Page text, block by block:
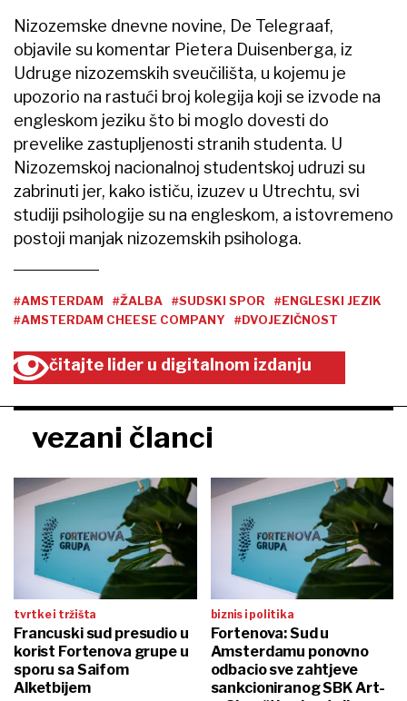
Nizozemske dnevne novine, De Telegraaf,
objavile su komentar Pietera Duisenberga, iz
Udruge nizozemskih sveučilišta, u kojemu je
upozorio na rastući broj kolegija koji se izvode na
engleskom jeziku što bi moglo dovesti do
prevelike zastupljenosti stranih studenta. U
Nizozemskoj nacionalnoj studentskoj udruzi su
zabrinuti jer, kako ističu, izuzev u Utrechtu, svi
studiji psihologije su na engleskom, a istovremeno
postoji manjak nizozemskih psihologa.
#AMSTERDAM #ŽALBA #SUDSKI SPOR
#ENGLESKI JEZIK
#AMSTERDAM CHEESE COMPANY
#DVOJEZIČNOST
čitajte lider u digitalnom izdanju
vezani članci
tvrtke i tržišta
Francuski sud presudio u
korist Fortenova grupe u
sporu sa Saifom
Alketbijem
biznis i politika
Fortenova: Sud u
Amsterdamu ponovno
odbacio sve zahtjeve
sankcioniranog SBK Art-